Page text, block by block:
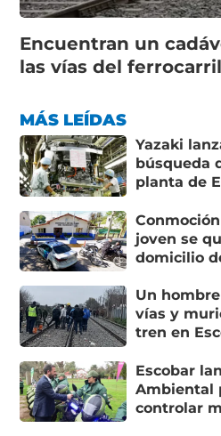
Encuentran un
las vías del
MÁS LEÍDAS
Yazaki
búsqueda
planta de
joven se
domicilio
Un
vías y
tren en
Escobar
Ambiental
controlar